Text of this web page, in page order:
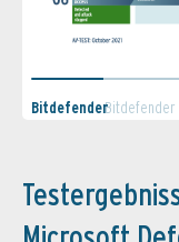
BitdefenderBitdefender